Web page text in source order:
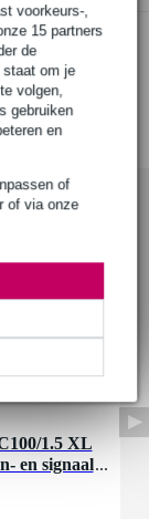
voorkeurs-,
15 partners
de
staat om je
volgen,
gebruiken
en
of
of via onze
1.5 XL
en signaal